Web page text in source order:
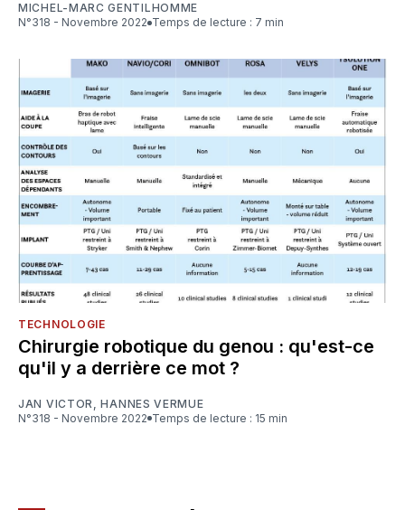
MICHEL-MARC GENTILHOMME
N°318 - Novembre 2022
Temps de lecture : 7 min
TECHNOLOGIE
Chirurgie robotique du genou : qu'est-ce
qu'il y a derrière ce mot ?
JAN VICTOR ,HANNES VERMUE
N°318 - Novembre 2022
Temps de lecture : 15 min